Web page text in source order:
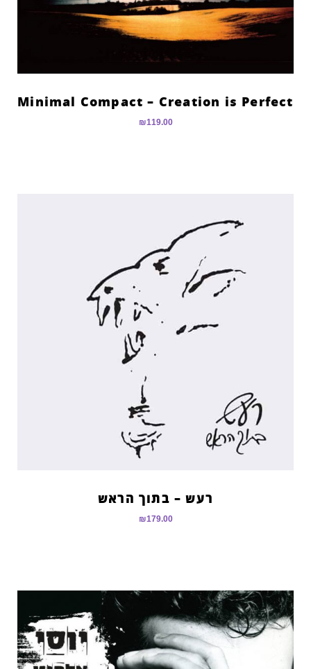
Minimal Compact – Creation is Perfect
₪119.00
רעש – בתוך הראש
₪179.00